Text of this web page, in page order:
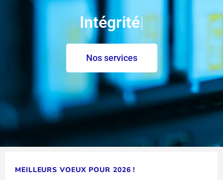
Intégrité|
Nos services
MEILLEURS VOEUX POUR 2026 !